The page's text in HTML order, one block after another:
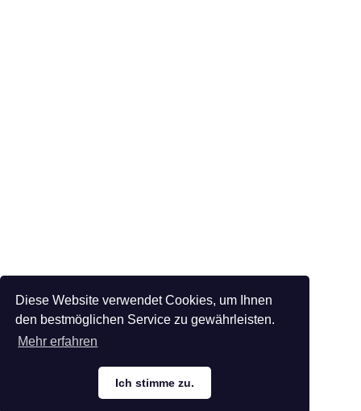
Diese Website verwendet Cookies, um Ihnen
den bestmöglichen Service zu gewährleisten.
Mehr erfahren
Ich stimme zu.